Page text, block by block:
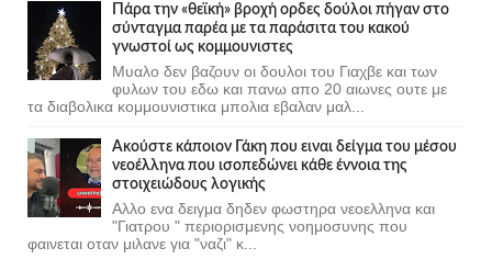
Πάρα την «θεϊκή» βροχή ορδες δούλοι πήγαν στο
σύνταγμα παρέα με τα παράσιτα του κακού
γνωστοί ως κομμουνιστες
Μυαλο δεν βαζουν οι δουλοι του Γιαχβε και των
φυλων του εδω και πανω απο 20 αιωνες ουτε με
τα διαβολικα κομμουνιστικα μπολια εβαλαν μαλ...
Ακούστε κάποιον Γάκη που ειναι δείγμα του μέσου
νεοέλληνα που ισοπεδώνει κάθε έννοια της
στοιχειώδους λογικής
Αλλο ενα δειγμα δηδεν φωστηρα νεοελληνα και
"Γιατρου " περιορισμενης νοημοσυνης που
φαινεται οταν μιλανε για "ναζι" κ...